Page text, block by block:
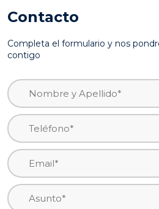
Contacto
Completa el formulario y nos
contigo